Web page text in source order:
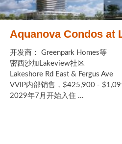
Aquanova Condos at
开发商： Greenpark Homes等
密西沙加Lakeview社区
Lakeshore Rd East & Fergus Ave
VVIP内部销售，$425,900 -
2029年7月开始入住 ...